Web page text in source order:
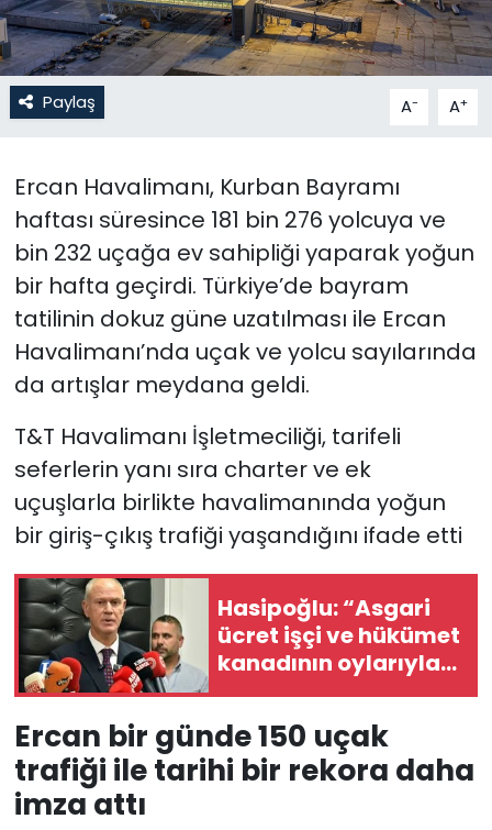
Paylaş A- A+
Ercan Havalimanı, Kurban Bayramı
haftası süresince 181 bin 276 yolcuya ve
bin 232 uçağa ev sahipliği yaparak yoğun
bir hafta geçirdi. Türkiye’de bayram
tatilinin dokuz güne uzatılması ile Ercan
Havalimanı’nda uçak ve yolcu sayılarında
da artışlar meydana geldi.
T&T Havalimanı İşletmeciliği, tarifeli
seferlerin yanı sıra charter ve ek
uçuşlarla birlikte havalimanında yoğun
bir giriş-çıkış trafiği yaşandığını ifade etti
Hasipoğlu: “Asgari
ücret işçi ve hükümet
kanadının oylarıyla
brüt 70 bin 893, net 61
bin 677 olarak
belirlendi”
Ercan bir günde 150 uçak
trafiği ile tarihi bir rekora daha
imza attı
SAĞLIK
Spor
TÜRKiYE
Video Galeri
YAŞAM
Yazarlar